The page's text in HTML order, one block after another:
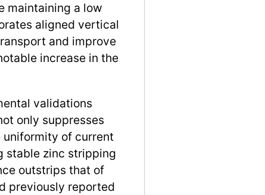
maintaining a low
aligned vertical
and improve
increase in the
validations
only suppresses
of current
stable zinc stripping
outstrips that of
previously reported